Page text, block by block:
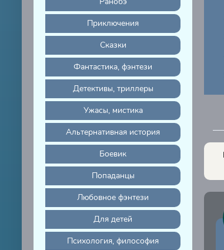
Приключения
Сказки
Фантастика, фэнтези
Детективы, триллеры
Ужасы, мистика
Альтернативная история
Боевик
Попаданцы
Любовное фэнтези
Для детей
Психология, философия